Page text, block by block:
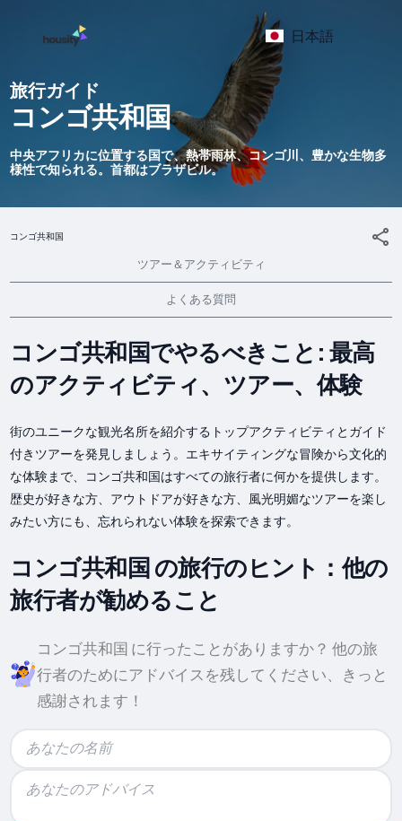
日本語
旅行ガイド
コンゴ共和国
中央アフリカに位置する国で、熱帯雨林、コンゴ川、豊かな生物多
様性で知られる。首都はブラザビル。
コンゴ共和国
ツアー＆アクティビティ
よくある質問
コンゴ共和国でやるべきこと: 最高
のアクティビティ、ツアー、体験
街のユニークな観光名所を紹介するトップアクティビティとガイド
付きツアーを発見しましょう。エキサイティングな冒険から文化的
な体験まで、コンゴ共和国はすべての旅行者に何かを提供します。
歴史が好きな方、アウトドアが好きな方、風光明媚なツアーを楽し
みたい方にも、忘れられない体験を探索できます。
コンゴ共和国 の旅行のヒント：他の
旅行者が勧めること
コンゴ共和国 に行ったことがありますか？ 他の旅
行者のためにアドバイスを残してください、きっと
感謝されます！